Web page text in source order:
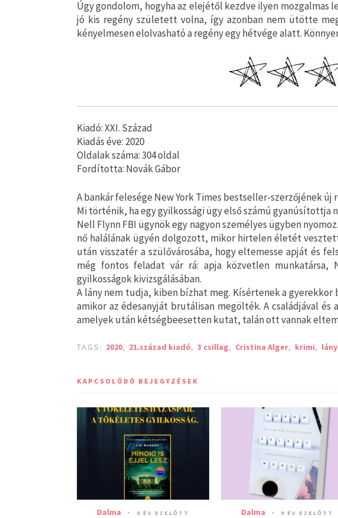
Úgy gondolom, hogyha az elejétől kezdve ilyen mozgalmas
jó kis regény született volna, így azonban nem ütötte
kényelmesen elolvasható a regény egy hétvége alatt.
Kiadó: XXI. Század
Kiadás éve: 2020
Oldalak száma: 304 oldal
Fordította: Novák Gábor
A bankár felesége New York Times bestseller-szerzőjének új
Mi történik, ha egy gyilkossági ügy első számú gyanúsítottja
Nell Flynn FBI ügynök egy nagyon személyes ügyben
nő halálának ügyén dolgozott, mikor hirtelen életét
után visszatér a szülővárosába, hogy eltemesse apját és
még fontos feladat vár rá: apja közvetlen munkatársa,
gyilkosságok kivizsgálásában.
A lány nem tudja, kiben bízhat meg. Kísértenek a gyerekkor
amikor az édesanyját brutálisan megölték. A családjával és
amelyek után kétségbeesetten kutat, talán ott vannak
TAGS: 2020, 21.század kiadó, 3 csillag, Cristina Alger, krimi,
KAPCSOLÓDÓ BEJEGYZÉSEK
Dalma 8 ÉV EZELŐTT Dalma 9 ÉV EZELŐTT